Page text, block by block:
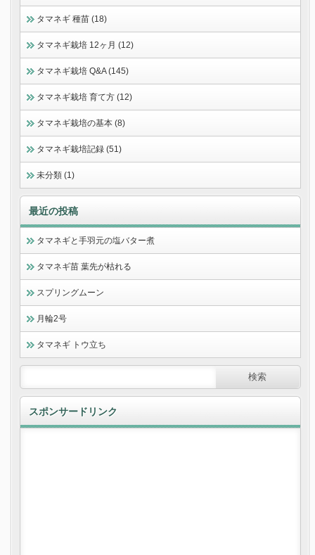
タマネギ 種苗 (18)
タマネギ栽培 12ヶ月 (12)
タマネギ栽培 Q&A (145)
タマネギ栽培 育て方 (12)
タマネギ栽培の基本 (8)
タマネギ栽培記録 (51)
未分類 (1)
最近の投稿
タマネギと手羽元の塩バター煮
タマネギ苗 葉先が枯れる
スプリングムーン
月輪2号
タマネギ トウ立ち
スポンサードリンク